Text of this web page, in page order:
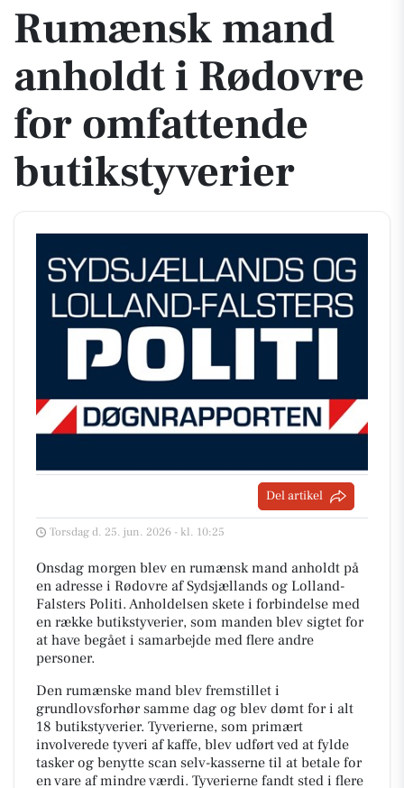
Rumænsk mand
anholdt i Rødovre
for omfattende
butikstyverier
Del artikel
Torsdag d. 25. jun. 2026 - kl. 10:25
Onsdag morgen blev en rumænsk mand anholdt på
en adresse i Rødovre af Sydsjællands og Lolland-
Falsters Politi. Anholdelsen skete i forbindelse med
en række butikstyverier, som manden blev sigtet for
at have begået i samarbejde med flere andre
personer.
Den rumænske mand blev fremstillet i
grundlovsforhør samme dag og blev dømt for i alt
18 butikstyverier. Tyverierne, som primært
involverede tyveri af kaffe, blev udført ved at fylde
tasker og benytte scan selv-kasserne til at betale for
en vare af mindre værdi. Tyverierne fandt sted i flere